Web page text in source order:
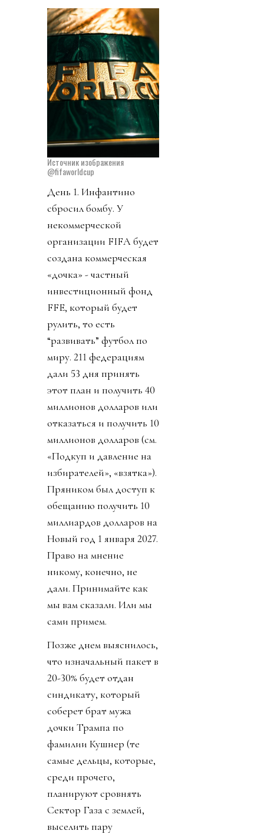
Источник изображения
@fifaworldcup
День 1. Инфантино
сбросил бомбу. У
некоммерческой
организации FIFA будет
создана коммерческая
«дочка» - частный
инвестиционный фонд
FFE, который будет
рулить, то есть
“развивать” футбол по
миру. 211 федерациям
дали 53 дня принять
этот план и получить 40
миллионов долларов или
отказаться и получить 10
миллионов долларов (см.
«Подкуп и давление на
избирателей», «взятка»).
Пряником был доступ к
обещанию получить 10
миллиардов долларов на
Новый год 1 января 2027.
Право на мнение
никому, конечно, не
дали. Принимайте как
мы вам сказали. Или мы
сами примем.
Позже днем выяснилось,
что изначальный пакет в
20-30% будет отдан
синдикату, который
соберет брат мужа
дочки Трампа по
фамилии Кушнер (те
самые дельцы, которые,
среди прочего,
планируют сровнять
Сектор Газа с землей,
выселить пару